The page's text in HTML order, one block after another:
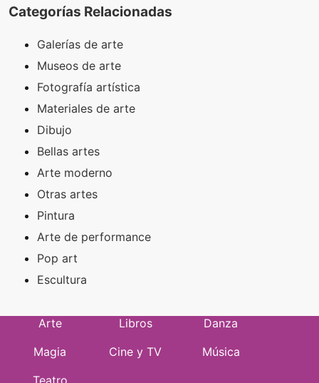
Categorías Relacionadas
Galerías de arte
Museos de arte
Fotografía artística
Materiales de arte
Dibujo
Bellas artes
Arte moderno
Otras artes
Pintura
Arte de performance
Pop art
Escultura
Arte Libros
Danza
Magia
Cine y TV
Música
Teatro